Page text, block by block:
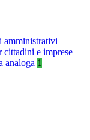
amministrativi
e imprese
analoga 1